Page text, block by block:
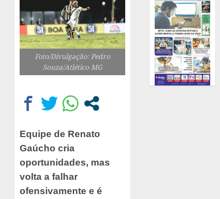
Foto/Divulgação: Pedro
Souza/Atlético MG
Equipe de Renato
Gaúcho cria
oportunidades, mas
volta a falhar
ofensivamente e é